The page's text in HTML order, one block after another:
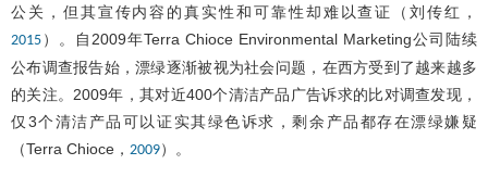
公关，但其宣传内容的真实性和可靠性却难以查证（刘传红，
2015 ）。自2009年Terra Chioce Environmental Marketing公司陆续
公布调查报告始，漂绿逐渐被视为社会问题，在西方受到了越来越多
的关注。2009年，其对近400个清洁产品广告诉求的比对调查发现，
仅3个清洁产品可以证实其绿色诉求，剩余产品都存在漂绿嫌疑
（Terra Chioce， 2009）。